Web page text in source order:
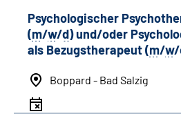
Psychologischer
(m/w/d) und/oder
als Bezugstherapeut (m/w/
Boppard - Bad Salzig